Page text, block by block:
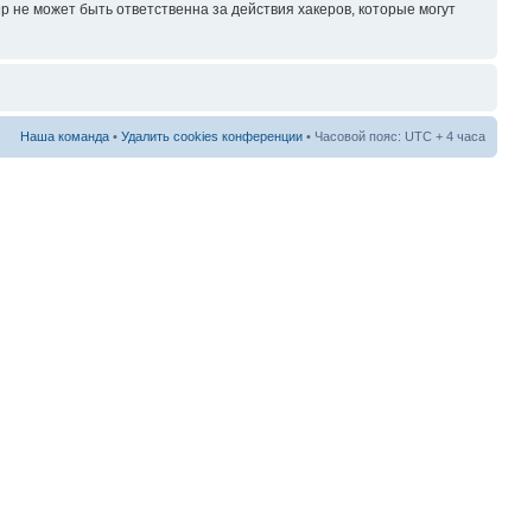
может быть ответственна за действия хакеров, которые могут
Наша команда • Удалить cookies конференции • Часовой пояс: UTC + 4 часа